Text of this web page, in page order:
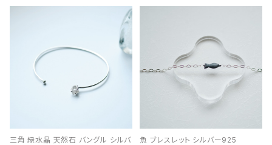
三角 緑水晶 天然石 バングル シルバ
魚 ブレスレット シルバー925